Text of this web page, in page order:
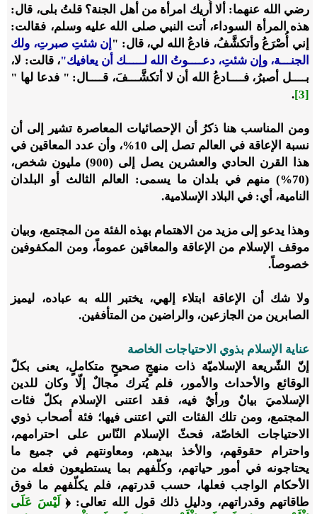
رضي الله عنهما: ألا أُريك امرأة من أهل الجنة؟ قلتُ بلى، قال:
هذه المرأة السوداء، أتت النبي صلى الله عليه وسلم، فقالت:
إني أُصْرَعُ وأتكشَّفُ، فادعُ الله لي، قال: "إن شئتِ صبرتِ، ولك
الجنـــة، وإن شئتِ، دعــــوتُ الله لـــــك أن يعافيك"، قالت: لا،
بــــل أصبرُ، فــــادعُ الله أن لا أتكشَّـــفَ، قــــال: " فدعا لها "
[3]
.
ومن المناسب هنا ذكرُ أن الإحصائيات المعاصرة تشير إلى أن
نسبة الإعاقة في العالم تصل إلى 10%، وأن عدد المعاقين في
هذا القرن الحادي والعشرين يصل إلى (900) مليون شخص،
(70%) منهم في بلدان ما يسمى: العالم الثالث أو البلدان
النامية، أي: في البلاد الإسلامية.
وهذا يدعو إلى مزيد من الاهتمام بهذه الفئة من المجتمع، وبيان
موقف الإسلام من الإعاقة والمعاقين عموماً، ومن المكفوفين
خصوصاً.
ولا شك أن الإعاقة ابتلاء إلهي، يختبر الله به عباده، ليميز
الصابرين من الجازعين، والراضين من المتأففين.
عناية الإسلام بذوي الاحتياجات الخاصة
إنّ الشّريعة الإسلاميّة ذات منهجٍ صحيحٍ متكاملٍ، يعنى بكلّ
الوقائع والأحداث والأمور، فلم يُترك مجالٌ إلّا وكان للدين
الإسلاميَ بيانٌ ورأيٌ فيه، فقد اعتنى الإسلام بكلّ فئات
المجتمع، ومن تلك الفئات التي اعتنى فيها؛ فئة أصحاب ذوي
الاحتياجات الخاصّة، فحثّ الإسلام النّاس على احترامهم،
واحترام حقوقهم، والأخذ بيدهم، ومعاونتهم في جميع ما
يحتاجونه في أمور حياتهم، وكلّفهم بما يستطيعون فعله من
الأحكام الواجب فعلها، حسب قدرتهم، فلم يكلّفهم ما فوق
طاقاتهم وقدراتهم، ودليل ذلك قول الله تعالى: ﴿لَيْسَ عَلَى